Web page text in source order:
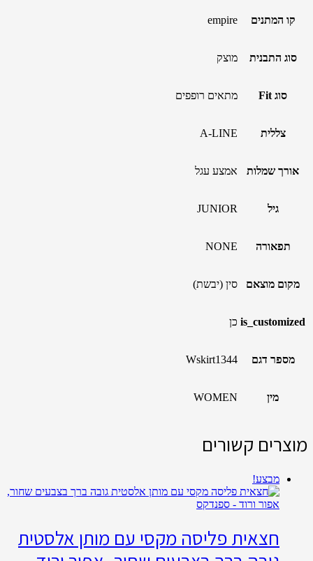
קו המתנים empire
סוג התבנית מוצק
סוג Fit מתאים רופפים
צללית A-LINE
אורך שמלות אמצע עגל
גיל JUNIOR
תפאורה NONE
מקום מוצאם סין (יבשת)
is_customized כן
מספר דגם Wskirt1344
מין WOMEN
מוצרים קשורים
מבצע!
חצאית פליסה מקסי עם מותן אלסטית